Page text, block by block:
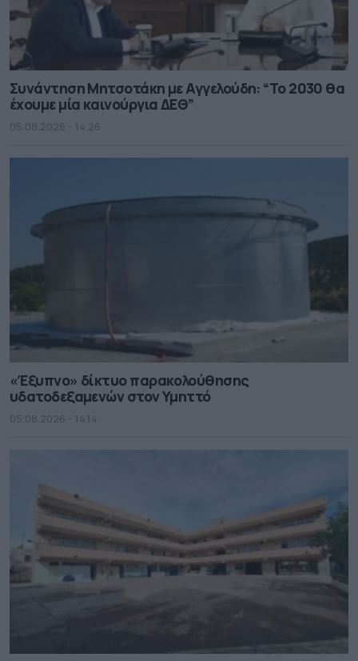
Συνάντηση Μητσοτάκη με Αγγελούδη: “Το 2030 θα
έχουμε μία καινούργια ΔΕΘ”
05.08.2026 - 14.26
«Έξυπνο» δίκτυο παρακολούθησης
υδατοδεξαμενών στον Υμηττό
05.08.2026 - 14.14